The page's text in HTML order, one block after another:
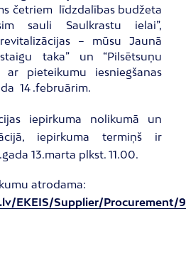
četriem līdzdalības budžeta
sauli Saulkrastu ielai”,
– mūsu Jaunā
taka” un “Pilsētsuņu
ar pieteikumu iesniegšanas
14 .februārim.
iepirkuma nolikumā un
iepirkuma termiņš ir
13.marta plkst. 11.00.
atrodama:
EKEIS/Supplier/Procurement/